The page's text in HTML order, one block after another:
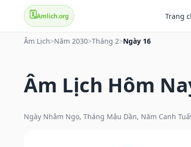
🗓️Amlich.org Trang
Âm Lịch>Năm 2030>Tháng 2>Ngày 16
Âm Lịch Hôm
Ngày Nhâm Ngọ, Tháng Mậu Dần, Năm Canh